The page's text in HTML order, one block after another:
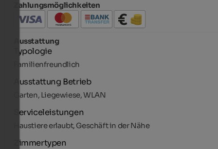
Zahlungsmöglichkeiten
Ausstattung
Typologie
Familienfreundlich
Ausstattung Betrieb
Garten, Liegewiese, WLAN
Serviceleistungen
Haustiere erlaubt, Geschäft in der Nähe
Zimmertypen